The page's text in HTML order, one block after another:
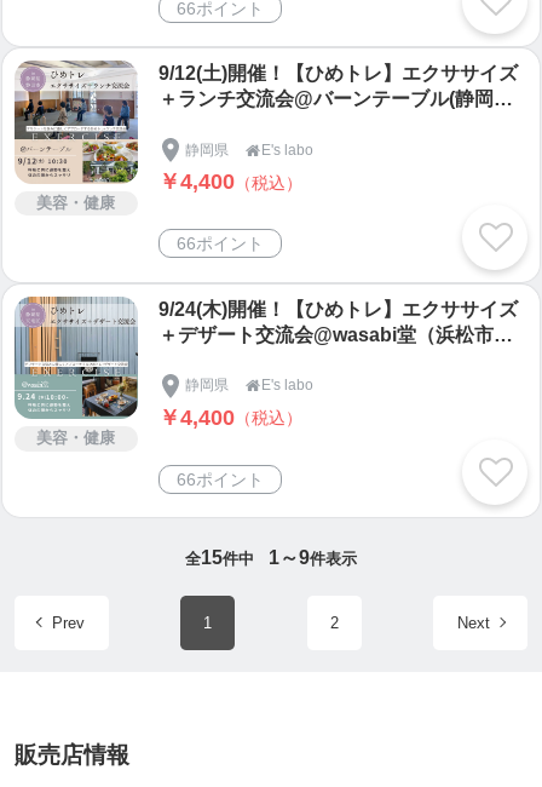
66ポイント
美容・健康
9/12(土)開催！【ひめトレ】エクササイズ
＋ランチ交流会@バーンテーブル(静岡県
静岡県  E's labo
￥4,400 （税込）
66ポイント
美容・健康
9/24(木)開催！【ひめトレ】エクササイズ
＋デザート交流会@wasabi堂（浜松市天
静岡県  E's labo
￥4,400 （税込）
66ポイント
全15件中 1～9件表示
Prev 1 2 Next
販売店情報